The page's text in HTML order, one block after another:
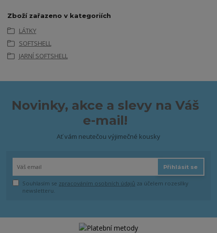
Zboží zařazeno v kategoriích
LÁTKY
SOFTSHELL
JARNÍ SOFTSHELL
Novinky, akce a slevy na Váš
e-mail!
Ať vám neutečou výjimečné kousky
Přihlásit se
Souhlasím se zpracováním osobních údajů za účelem rozesílky
newsletteru.